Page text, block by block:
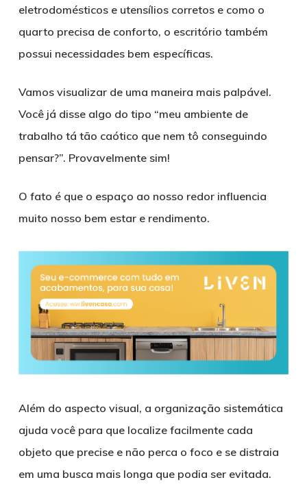
eletrodomésticos e utensílios corretos e como o
quarto precisa de conforto, o escritório também
possui necessidades bem específicas.
Vamos visualizar de uma maneira mais palpável.
Você já disse algo do tipo “meu ambiente de
trabalho tá tão caótico que nem tô conseguindo
pensar?”. Provavelmente sim!
O fato é que o espaço ao nosso redor influencia
muito nosso bem estar e rendimento.
Além do aspecto visual, a organização sistemática
ajuda você para que localize facilmente cada
objeto que precise e não perca o foco e se distraia
em uma busca mais longa que podia ser evitada.